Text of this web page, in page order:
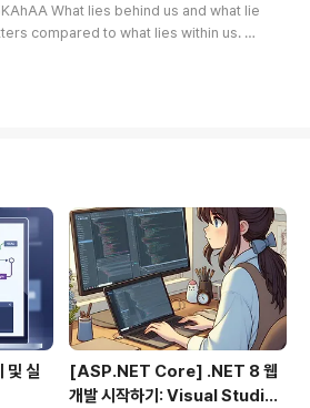
What lies behind us and what lie
compared to what lies within us.​ W
Ralph Waldo Emerson Yesterday and
실
[ASP.NET Core] .NET 8 웹
개발 시작하기: Visual Studio